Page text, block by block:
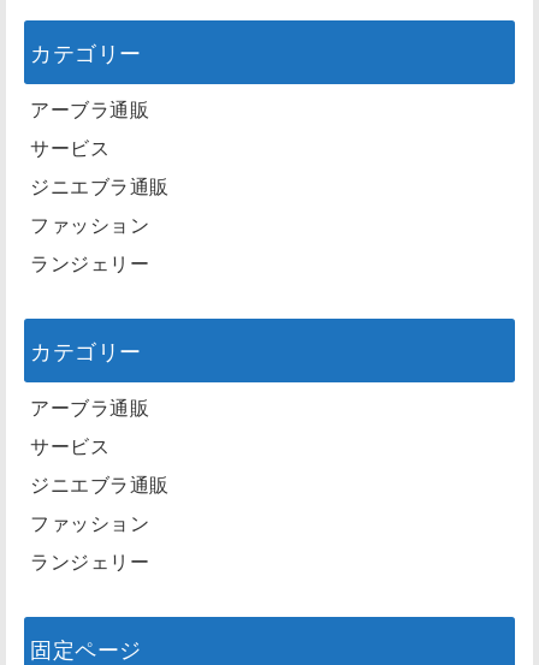
カテゴリー
アーブラ通販
サービス
ジニエブラ通販
ファッション
ランジェリー
カテゴリー
アーブラ通販
サービス
ジニエブラ通販
ファッション
ランジェリー
固定ページ